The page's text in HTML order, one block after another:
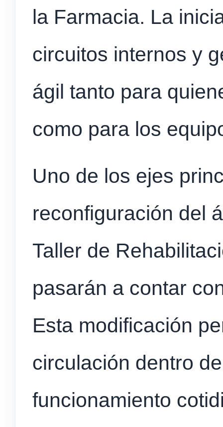
la Farmacia. La
circuitos internos y
ágil tanto para
como para los
Uno de los ejes
reconfiguración del
Taller de
pasarán a contar
Esta modificación
circulación dentro
funcionamiento